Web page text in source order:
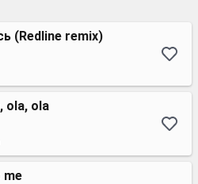
(Redline remix)
ola, ola
me